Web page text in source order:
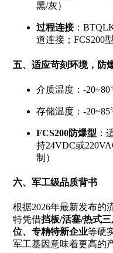
黑/灰）
过程连接：
道连接；FCS200
五、适应苛刻环境，防
介质温度：-
存储温度：-
FCS200防爆型 ：
持24VDC或
制）
六、军工级品质背书
根据2026年最新发布的
特凭借挡板/活塞/热式
位、专精特新企业等硬
军工基因意味着更高的